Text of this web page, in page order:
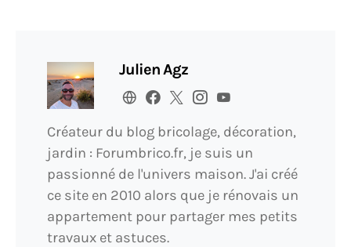
Julien Agz
Créateur du blog bricolage, décoration,
jardin : Forumbrico.fr, je suis un
passionné de l'univers maison. J'ai créé
ce site en 2010 alors que je rénovais un
appartement pour partager mes petits
travaux et astuces.